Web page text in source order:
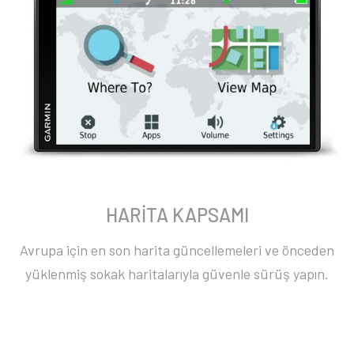
HARİTA KAPSAMI
Avrupa için en son harita güncellemeleri ve önceden
yüklenmiş sokak haritalarıyla güvenle sürüş yapın.